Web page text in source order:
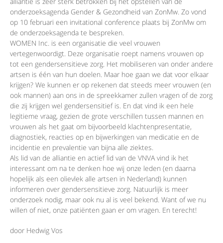
onderzoeksagenda Gender & Gezondheid van ZonMw. Zo vond
op 10 februari een invitational conference plaats bij ZonMw om
de onderzoeksagenda te bespreken.
WOMEN Inc. is een organisatie die veel vrouwen
vertegenwoordigt. Deze organisatie roept namens vrouwen op
tot een gendersensitieve zorg. Het mobiliseren van onder andere
artsen is één van hun doelen. Maar hoe gaan we dat voor elkaar
krijgen? We kunnen er op rekenen dat steeds meer vrouwen (en
ook mannen) aan ons in de spreekkamer zullen vragen of de zorg
die zij krijgen wel gendersensitief is. En dat vind ik een hele
legitieme vraag, gezien de grote verschillen tussen mannen en
vrouwen als het gaat om bijvoorbeeld klachtenpresentatie,
diagnostiek, reacties op en bijwerkingen van medicatie en de
incidentie en prevalentie van bijna alle ziektes.
Als lid van de alliantie en actief lid van de VNVA vind ik het
interessant om na te denken hoe wij onze leden (en daarna
hopelijk als een olievlek alle artsen in Nederland) kunnen
informeren over gendersensitieve zorg. Natuurlijk is meer
onderzoek nodig, maar ook nu al is veel bekend. Want of we nu
willen of niet, onze patiënten gaan er om vragen. En terecht!
door Hedwig Vos